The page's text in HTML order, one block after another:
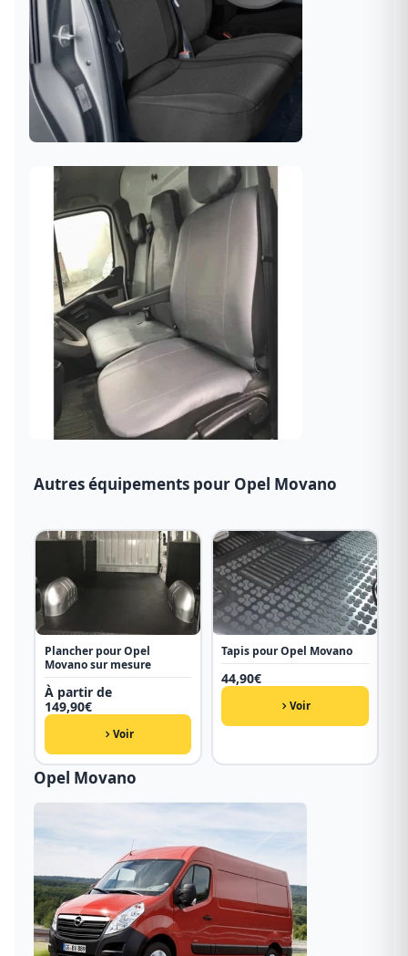
Autres équipements pour Opel Movano
Plancher pour Opel
Movano sur mesure
À partir de
149,90€
Voir
Tapis pour Opel Movano
44,90€
Voir
Opel Movano